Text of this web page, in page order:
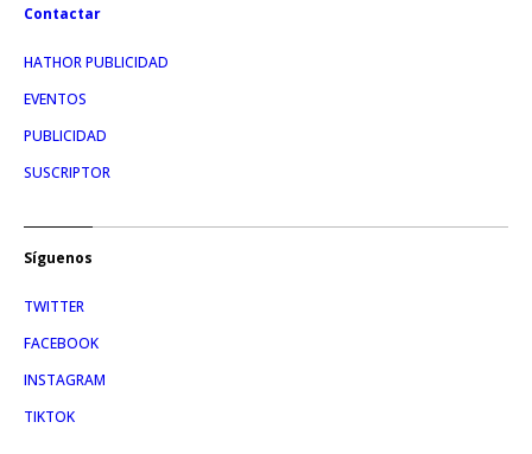
Contactar
HATHOR PUBLICIDAD
EVENTOS
PUBLICIDAD
SUSCRIPTOR
Síguenos
TWITTER
FACEBOOK
INSTAGRAM
TIKTOK